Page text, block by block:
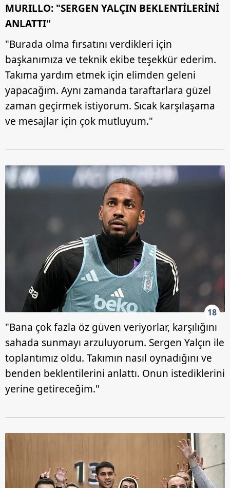
MURILLO: "SERGEN YALÇIN BEKLENTİLERİNİ
ANLATTI"
"Burada olma fırsatını verdikleri için
başkanımıza ve teknik ekibe teşekkür ederim.
Takıma yardım etmek için elimden geleni
yapacağım. Aynı zamanda taraftarlara güzel
zaman geçirmek istiyorum. Sıcak karşılaşama
ve mesajlar için çok mutluyum."
18
"Bana çok fazla öz güven veriyorlar, karşılığını
sahada sunmayı arzuluyorum. Sergen Yalçın ile
toplantımız oldu. Takımın nasıl oynadığını ve
benden beklentilerini anlattı. Onun istediklerini
yerine getireceğim."